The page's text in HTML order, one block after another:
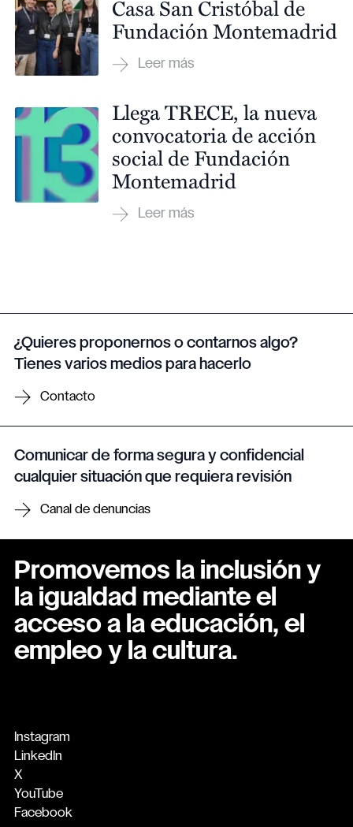
Casa San Cristóbal de
Fundación Montemadrid
Llega TRECE, la nueva
convocatoria de acción
social de Fundación
Montemadrid
¿Quieres proponernos o contarnos algo?
Tienes varios medios para hacerlo
Contacto
Comunicar de forma segura y confidencial
cualquier situación que requiera revisión
Canal de denuncias
Promovemos la inclusión y
la igualdad mediante el
acceso a la educación, el
empleo y la cultura.
Instagram
LinkedIn
X
YouTube
Facebook